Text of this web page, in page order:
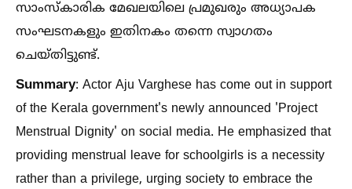
സാംസ്‌കാരിക മേഖലയിലെ പ്രമുഖരും അധ്യാപക
സംഘടനകളും ഇതിനകം തന്നെ സ്വാഗതം
ചെയ്തിട്ടുണ്ട്.
Summary: Actor Aju Varghese has come out in support
of the Kerala government's newly announced 'Project
Menstrual Dignity' on social media. He emphasized that
providing menstrual leave for schoolgirls is a necessity
rather than a privilege, urging society to embrace the